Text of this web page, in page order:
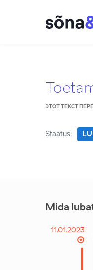
ЭТОТ ТЕКСТ
Staatus:
Mida
11.01.2023